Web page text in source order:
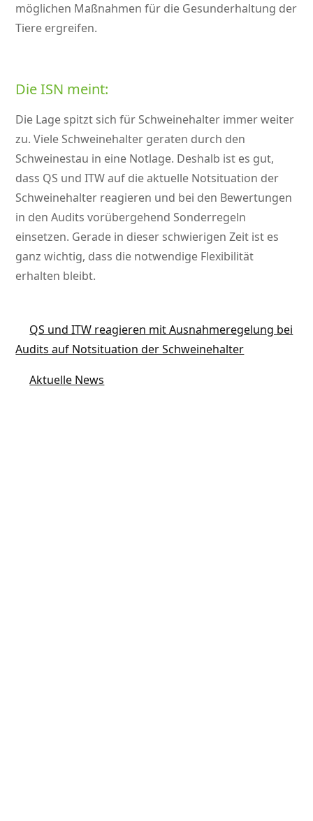
möglichen Maßnahmen für die Gesunderhaltung der
Tiere ergreifen.
Die ISN meint:
Die Lage spitzt sich für Schweinehalter immer weiter
zu. Viele Schweinehalter geraten durch den
Schweinestau in eine Notlage. Deshalb ist es gut,
dass QS und ITW auf die aktuelle Notsituation der
Schweinehalter reagieren und bei den Bewertungen
in den Audits vorübergehend Sonderregeln
einsetzen. Gerade in dieser schwierigen Zeit ist es
ganz wichtig, dass die notwendige Flexibilität
erhalten bleibt.
QS und ITW reagieren mit Ausnahmeregelung bei
Audits auf Notsituation der Schweinehalter
Aktuelle News